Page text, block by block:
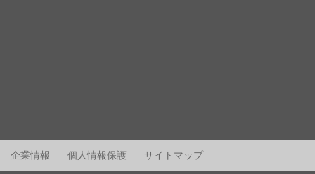
企業情報 個人情報保護 サイトマップ